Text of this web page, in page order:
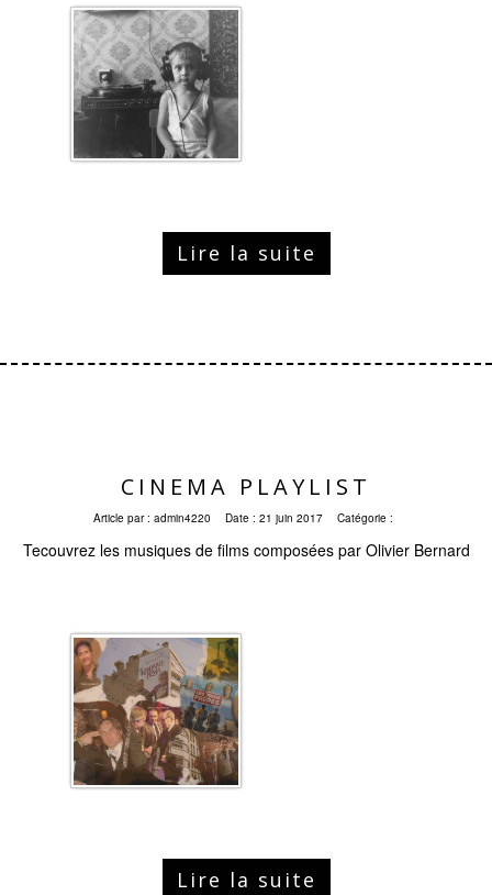
Lire la suite
CINEMA PLAYLIST
Article par : admin4220 Date : 21 juin 2017 Catégorie :
Tecouvrez les musiques de films composées par Olivier Bernard
Lire la suite